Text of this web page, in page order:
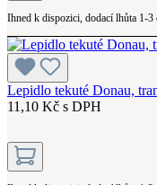
Ihned k dispozici, dodací lhůta 1-3
Lepidlo tekuté Donau,
11,10 Kč s DPH